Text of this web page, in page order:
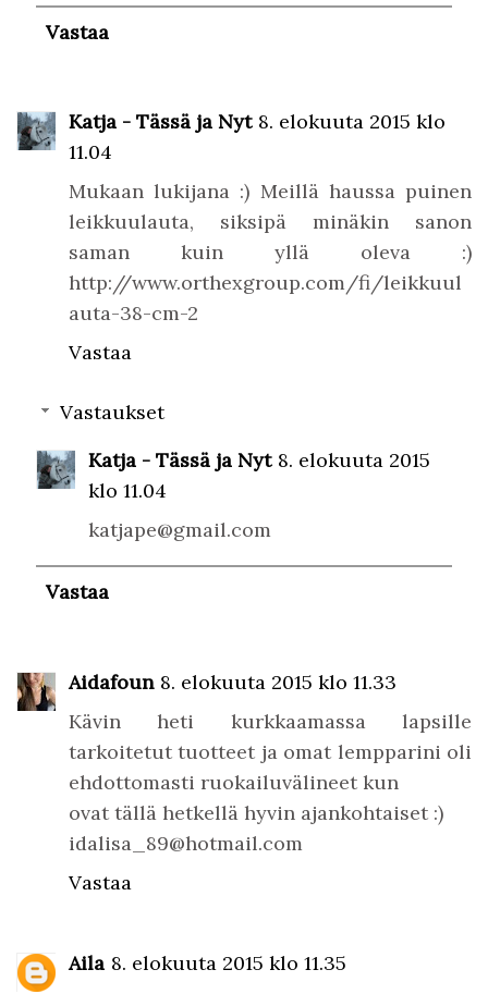
Vastaa
Katja - Tässä ja Nyt 8. elokuuta 2015 klo
11.04
Mukaan lukijana :) Meillä haussa puinen
leikkuulauta, siksipä minäkin sanon
saman kuin yllä oleva :)
http://www.orthexgroup.com/fi/leikkuul
auta-38-cm-2
Vastaa
Vastaukset
Katja - Tässä ja Nyt 8. elokuuta 2015
klo 11.04
katjape@gmail.com
Vastaa
Aidafoun 8. elokuuta 2015 klo 11.33
Kävin heti kurkkaamassa lapsille
tarkoitetut tuotteet ja omat lempparini oli
ehdottomasti ruokailuvälineet kun
ovat tällä hetkellä hyvin ajankohtaiset :)
idalisa_89@hotmail.com
Vastaa
Aila 8. elokuuta 2015 klo 11.35